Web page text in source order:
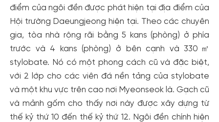
điểm của ngôi đền được phát hiện tại địa điểm của
Hội trường Daeungjeong hiện tại. Theo các chuyên
gia, tòa nhà rộng rãi bằng 5 kans (phòng) ở phía
trước và 4 kans (phòng) ở bên cạnh và 330㎡
stylobate. Nó có một phong cách cũ và đặc biệt,
với 2 lớp cho các viên đá nền tảng của stylobate
và một khu vực trên cao nơi Myeonseok là. Gạch cũ
và mảnh gốm cho thấy nơi này được xây dựng từ
thế kỷ thứ 10 đến thế kỷ thứ 12. Ngôi đền chính hiện